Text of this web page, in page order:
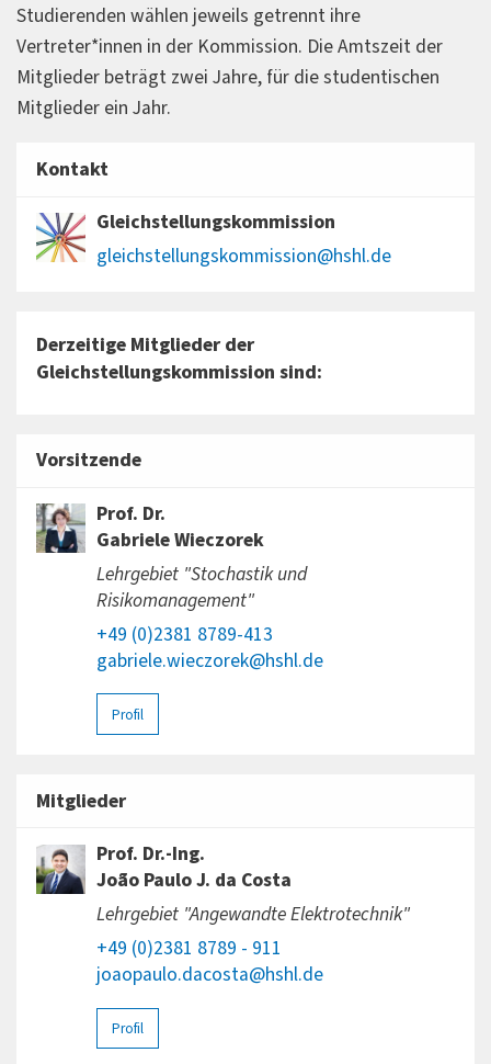
Studierenden wählen jeweils getrennt ihre
Vertreter*innen in der Kommission. Die Amtszeit der
Mitglieder beträgt zwei Jahre, für die studentischen
Mitglieder ein Jahr.
Kontakt
Gleichstellungskommission
gleichstellungskommission@hshl.de
Derzeitige Mitglieder der
Gleichstellungskommission sind:
Vorsitzende
Prof. Dr.
Gabriele Wieczorek
Lehrgebiet "Stochastik und
Risikomanagement"
+49 (0)2381 8789-413
gabriele.wieczorek@hshl.de
Profil
Mitglieder
Prof. Dr.-Ing.
João Paulo J. da Costa
Lehrgebiet "Angewandte Elektrotechnik"
+49 (0)2381 8789 - 911
joaopaulo.dacosta@hshl.de
Profil